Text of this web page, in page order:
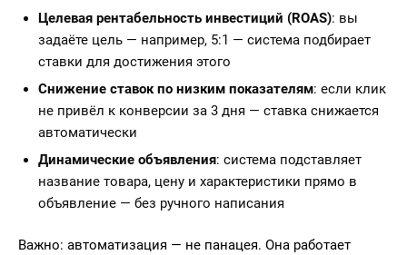
Целевая рентабельность инвестиций (ROAS): вы
задаёте цель — например, 5:1 — система подбирает
ставки для достижения этого
Снижение ставок по низким показателям: если клик
не привёл к конверсии за 3 дня — ставка снижается
автоматически
Динамические объявления: система подставляет
название товара, цену и характеристики прямо в
объявление — без ручного написания
Важно: автоматизация — не панацея. Она работает